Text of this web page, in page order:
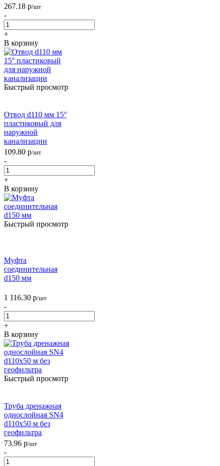
267.18 р/шт
-
+
В корзину
Быстрый просмотр
Отвод d110 мм 15°
пластиковый для
наружной
канализации
109.80 р/шт
-
+
В корзину
Быстрый просмотр
Муфта
соединительная
d150 мм
1 116.30 р/шт
-
+
В корзину
Быстрый просмотр
Труба дренажная
однослойная SN4
d110х50 м без
геофильтра
73.96 р/шт
-